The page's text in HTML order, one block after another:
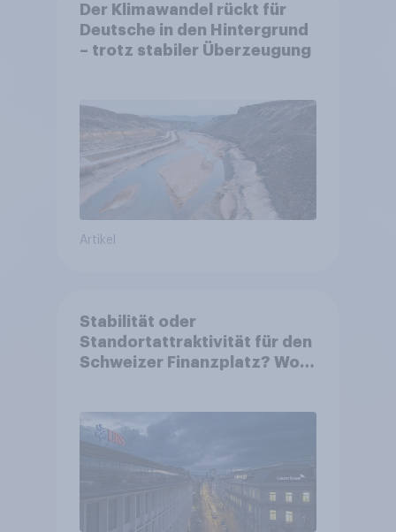
Der Klimawandel rückt für
Deutsche in den Hintergrund
– trotz stabiler Überzeugung
Artikel
Stabilität oder
Standortattraktivität für den
Schweizer Finanzplatz? Wo
von Grossbanken steht